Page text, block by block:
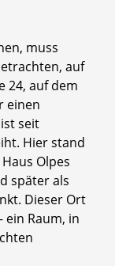
© OT Olpe
muss
auf
24, auf dem
einen
seit
Hier stand
Olpes
später als
Dieser Ort
ein Raum, in